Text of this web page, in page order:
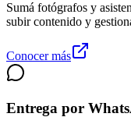
Sumá fotógrafos y
subir contenido y
Conocer más
Entrega por